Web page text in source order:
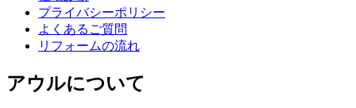
プライバシーポリシー
よくあるご質問
リフォームの流れ
アウルについて